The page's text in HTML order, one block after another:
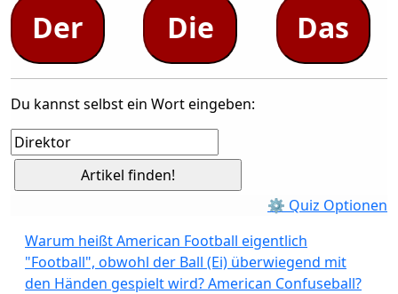
Der Die Das
Du kannst selbst ein Wort eingeben:
⚙ Quiz Optionen
Warum heißt American Football eigentlich
"Football", obwohl der Ball (Ei) überwiegend mit
den Händen gespielt wird? American Confuseball?